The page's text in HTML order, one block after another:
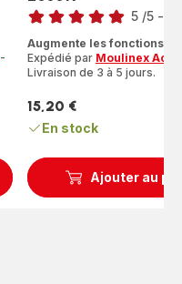
-
Ajouter au
5
étoiles
5 /5 -
Augmente les fonctions
Expédié par Moulinex
Livraison de 3 à 5 jours.
Prix
15,20 €
En stock